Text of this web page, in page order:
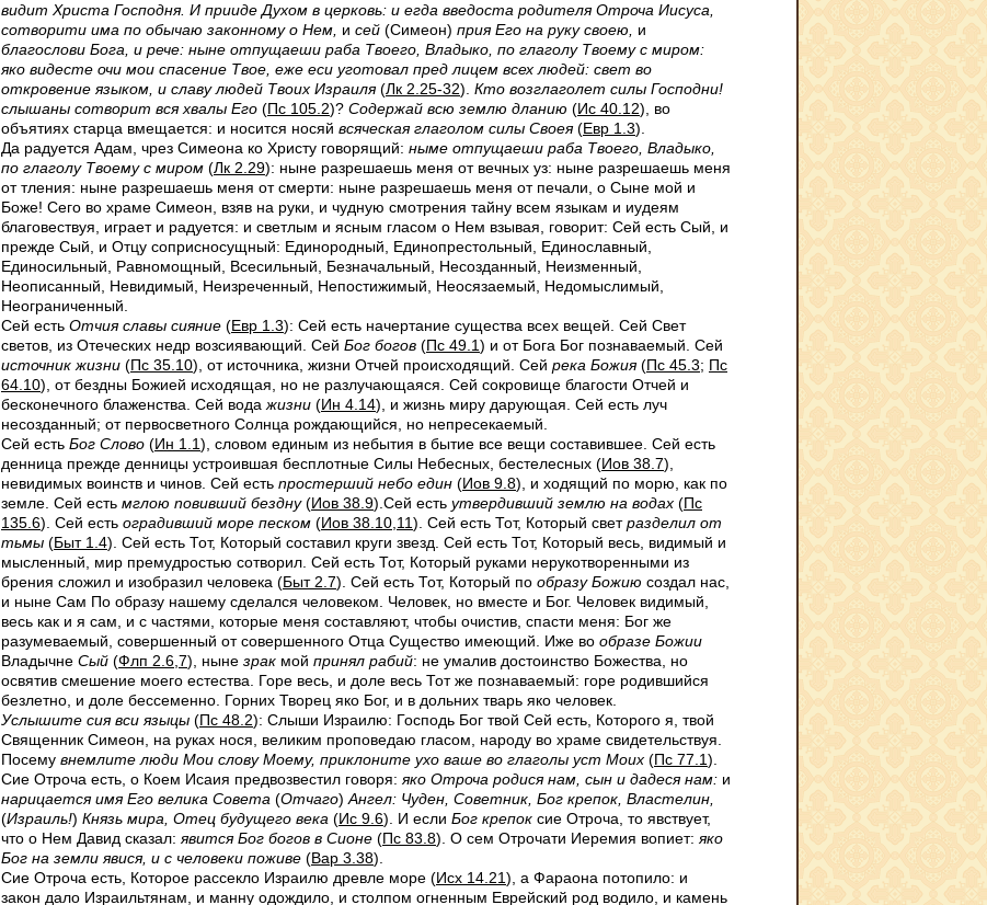
видит Христа Господня. И прииде Духом в церковь: и егда введоста родителя Отроча Иucyca,
сотворити има по обычаю законному о Нем, и сей (Симеон) прия Его на руку своею,
и
благослови Бога, и рече: ныне отпущаеши раба Твоего, Владыко, по глаголу Твоему с миром:
яко видесте очи мои спасение Твое, еже ecu уготовал пред лицем всех людей: свет во
откровение языком, и славу людей Твоих Израиля(Лк 2.25-32). Кто возглаголет силы Господни!
слышаны сотворит вся хвалы Его (Пс 105.2)? Содержай всю землю дланию (Ис 40.12), во
объятиях старца вмещается: и носится носяй всяческая глаголом силы Своея(Евр 1.3).
Да радуется Адам, чрез Симеона ко Христу говорящий: ныме отпущаеши раба Твоего, Владыко,
по глаголу Твоему с миром (Лк 2.29): ныне разрешаешь меня от вечных уз: ныне разрешаешь меня
от тления: ныне разрешаешь меня от смерти: ныне разрешаешь меня от печали, о Сыне мой и
Боже! Сего во храме Симеон, взяв на руки, и чудную смотрения тайну всем языкам и иудеям
благовествуя, играет и радуется: и светлым и ясным гласом о Нем взывая, говорит: Сей есть Сый, и
прежде Сый, и Отцу соприсносущный: Единородный, Единопрестольный, Единославный,
Единосильный, Равномощный, Всесильный, Безначальный, Несозданный, Неизменный,
Неописанный, Невидимый, Неизреченный, Непостижимый, Неосязаемый, Недомыслимый,
Неограниченный.
Сей есть Отчия славы сияние (Евр 1.3): Сей есть начертание существа всех вещей. Сей Свет
светов, из Отеческих недр возсиявающий. Сей Бог богов (Пс 49.1) и от Бога Бог познаваемый. Сей
источник жизни (Пс 35.10), от источника, жизни Отчей происходящий. Сей река Божия(Пс 45.3; Пс
64.10), от бездны Божией исходящая, но не разлучающаяся. Сей сокровище благости Отчей и
бесконечного блаженства. Сей вода жизни (Ин 4.14), и жизнь миру дарующая. Сей есть луч
несозданный; от первосветного Солнца рождающийся, но непресекаемый.
Сей есть Бог Слово (Ин 1.1), словом единым из небытия в бытие все вещи составившее. Сей есть
денница прежде денницы устроившая бесплотные Силы Небесных, бестелесных (Иов 38.7),
невидимых воинств и чинов. Сей есть npoсmepшuй небо един (Иов 9.8), и ходящий по морю, как по
земле. Сей есть мглою noвивший бездну(Иов 38.9).Сей есть утвердивший землю на водах (Пс
135.6). Сей есть оградивший море песком (Иов 38.10,11). Сей есть Тот, Который светразделил от
тьмы (Быт 1.4). Сей есть Тот, Который составил круги звезд. Сей есть Тот, Который весь, видимый и
мысленный, мир премудростью сотворил. Сей есть Тот, Который руками нерукотворенными из
брения сложил и изобразил человека (Быт 2.7). Сей есть Тот, Который по образу Божию создал нас,
и ныне Сам По образу нашему сделался человеком. Человек, но вместе и Бог. Человек видимый,
весь как и я сам, и с частями, которые меня составляют, чтобы очистив, спасти меня: Бог же
разумеваемый, совершенный от совершенного Отца Существо имеющий. Иже во образе Божии
Владычне Сый (Флп 2.6,7), ныне зрак мой принял paбuй: не умалив достоинство Божества, но
освятив смешение моего естества. Горе весь, и доле весь Тот же познаваемый: горе родившийся
безлетно, и доле бессеменно. Горних Творец яко Бог, и в дольних тварь яко человек.
Услышите сия вcu языцы (Пс 48.2): Слыши Израилю: Господь Бог твой Сей есть, Которого я, твой
Священник Симеон, на руках нося, великим проповедаю гласом, народу во храме свидетельствуя.
Посему внемлите люди Мои слову Моему, приклоните ухо ваше во глаголы уст Моих (Пс 77.1).
Сие Отроча есть, о Коем Исаия предвозвестил говоря: яко Отроча родися нам, сын и дадеся нам: и
нарицается имя Его велика Совета (Отчаго) Ангел: Чуден, Советник, Бог крепок, Властелин,
(Израиль!) Князь мира, Отец будущего века (Ис 9.6). И если Бог крепок сие Отроча, то явствует,
что о Нем Давид сказал: явится Бог богов в Сионе (Пс 83.8). О сем Отрочати Иеремия вопиет: яко
Бог на земли явися, и с человеки поживе (Вар 3.38).
Сие Отроча есть, Которое рассекло Израилю древле море (Исх 14.21), а Фараона потопило: и
закон дало Израильтянам, и манну одождило, и столпом огненным Еврейский род водило, и камень